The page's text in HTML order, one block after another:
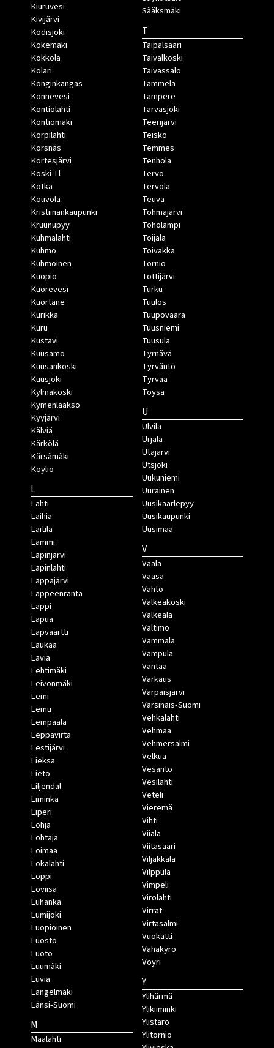
Kiuruvesi
Kivijärvi
Kodisjoki
Kokemäki
Kokkola
Kolari
Konginkangas
Konnevesi
Kontiolahti
Kontiomäki
Korpilahti
Korsnäs
Kortesjärvi
Koski Tl
Kotka
Kouvola
Kristiinankaupunki
Kruunupyy
Kuhmalahti
Kuhmo
Kuhmoinen
Kuopio
Kuorevesi
Kuortane
Kurikka
Kuru
Kustavi
Kuusamo
Kuusankoski
Kuusjoki
Kylmäkoski
Kymenlaakso
Kyyjärvi
Kälviä
Kärkölä
Kärsämäki
Köyliö
L
Lahti
Laihia
Laitila
Lammi
Lapinjärvi
Lapinlahti
Lappajärvi
Lappeenranta
Lappi
Lapua
Lapväärtti
Laukaa
Lavia
Lehtimäki
Leivonmäki
Lemi
Lemu
Lempäälä
Leppävirta
Lestijärvi
Lieksa
Lieto
Liljendal
Liminka
Liperi
Lohja
Lohtaja
Loimaa
Lokalahti
Loppi
Loviisa
Luhanka
Lumijoki
Luopioinen
Luosto
Luoto
Luumäki
Luvia
Längelmäki
Länsi-Suomi
M
Maalahti
Sääksmäki
T
Taipalsaari
Taivalkoski
Taivassalo
Tammela
Tampere
Tarvasjoki
Teerijärvi
Teisko
Temmes
Tenhola
Tervo
Tervola
Teuva
Tohmajärvi
Toholampi
Toijala
Toivakka
Tornio
Tottijärvi
Turku
Tuulos
Tuupovaara
Tuusniemi
Tuusula
Tyrnävä
Tyrväntö
Tyrvää
Töysä
U
Ulvila
Urjala
Utajärvi
Utsjoki
Uukuniemi
Uurainen
Uusikaarlepyy
Uusikaupunki
Uusimaa
V
Vaala
Vaasa
Vahto
Valkeakoski
Valkeala
Valtimo
Vammala
Vampula
Vantaa
Varkaus
Varpaisjärvi
Varsinais-Suomi
Vehkalahti
Vehmaa
Vehmersalmi
Velkua
Vesanto
Vesilahti
Veteli
Vieremä
Vihti
Viiala
Viitasaari
Viljakkala
Vilppula
Vimpeli
Virolahti
Virrat
Virtasalmi
Vuokatti
Vähäkyrö
Vöyri
Y
Ylihärmä
Ylikiiminki
Ylistaro
Ylitornio